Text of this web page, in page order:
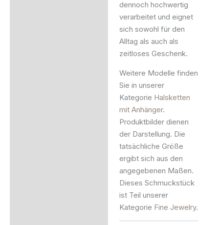
dennoch hochwertig
verarbeitet und eignet
sich sowohl für den
Alltag als auch als
zeitloses Geschenk.
Weitere Modelle finden
Sie in unserer
Kategorie Halsketten
mit Anhänger.
Produktbilder dienen
der Darstellung. Die
tatsächliche Größe
ergibt sich aus den
angegebenen Maßen.
Dieses Schmuckstück
ist Teil unserer
Kategorie Fine Jewelry.